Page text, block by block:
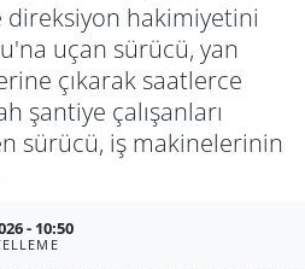
direksiyon hakimiyetini
uçan sürücü, yan
çıkarak saatlerce
şantiye çalışanları
sürücü, iş makinelerinin
- 10:50